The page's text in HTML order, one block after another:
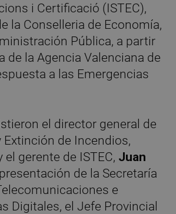
i Certificació (ISTEC),
la Conselleria de Economía,
Pública, a partir
de la Agencia Valenciana de
a las Emergencias
el director general de
Extinción de Incendios,
el gerente de ISTEC, Juan
de la Secretaría
e
Digitales, el Jefe Provincial